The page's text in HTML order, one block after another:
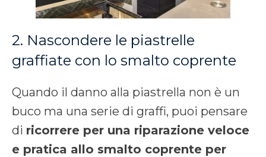
2. Nascondere le piastrelle
graffiate con lo smalto coprente
Quando il danno alla piastrella non è un
buco ma una serie di graffi, puoi pensare
di ricorrere per una riparazione veloce
e pratica allo smalto coprente per